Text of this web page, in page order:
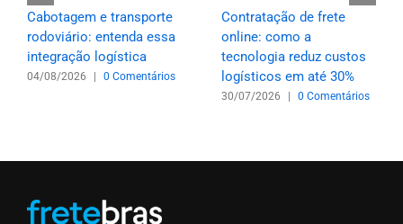
Cabotagem e transporte
rodoviário: entenda essa
integração logística
04/08/2026 0 Comentários
Contratação de frete
online: como a
tecnologia reduz custos
logísticos em até 30%
30/07/2026 0 Comentários